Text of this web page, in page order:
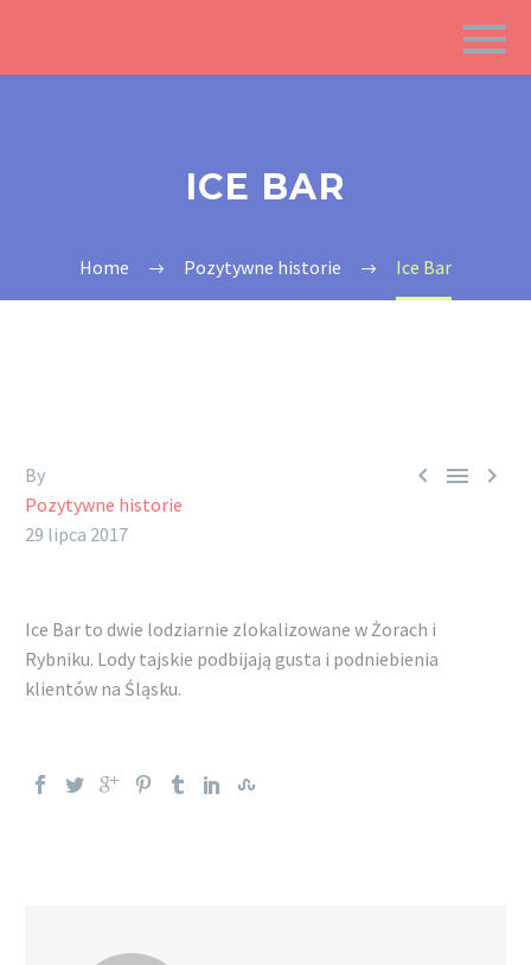
ICE BAR
Home Pozytywne historie Ice Bar
  
By
Pozytywne historie
29 lipca 2017
Ice Bar to dwie lodziarnie zlokalizowane w Żorach i
Rybniku. Lody tajskie podbijają gusta i podniebienia
klientów na Śląsku.